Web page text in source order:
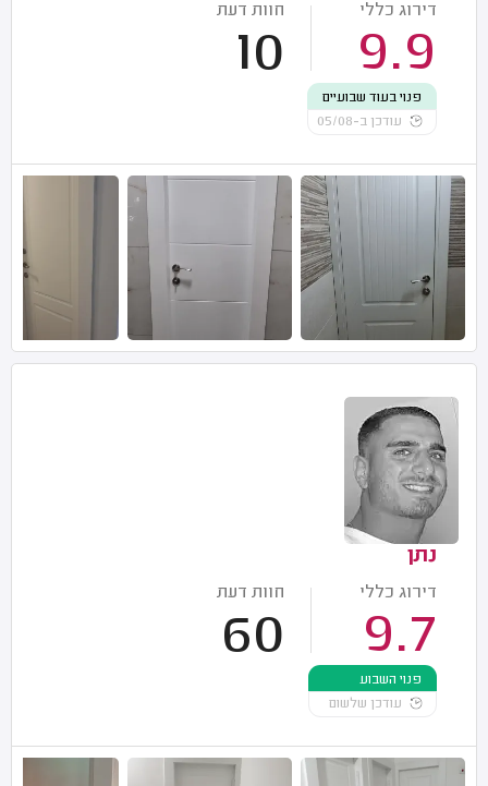
דירוג כללי
9.9
חוות דעת
10
פנוי בעוד שבועיים
עודכן ב-05/08
נתן
דירוג כללי
9.7
חוות דעת
60
פנוי השבוע
עודכן שלשום